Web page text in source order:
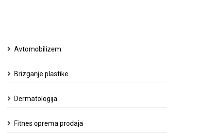
Avtomobilizem
Brizganje plastike
Dermatologija
Fitnes oprema prodaja